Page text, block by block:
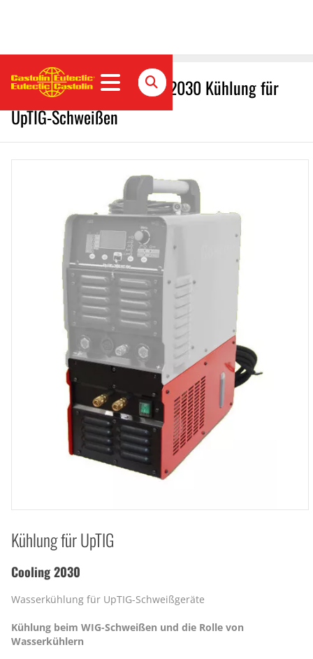
Castolin Eutectic Cooling 2030 Kühlung für
UpTIG-Schweißen
Kühlung für UpTIG
Cooling 2030
Wasserkühlung für UpTIG-Schweißgeräte
Kühlung beim WIG-Schweißen und die Rolle von
Wasserkühlern